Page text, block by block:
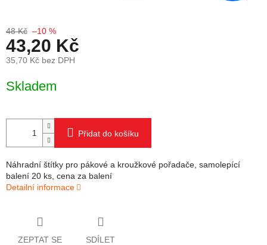
48 Kč –10 %
43,20 Kč
35,70 Kč bez DPH
Skladem
Přidat do košíku
Náhradní štítky pro pákové a kroužkové pořadače, samolepící
balení 20 ks, cena za balení
Detailní informace
ZEPTAT SE SDÍLET